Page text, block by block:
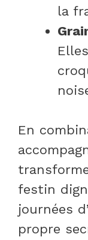
la
En
festin
journées
propre